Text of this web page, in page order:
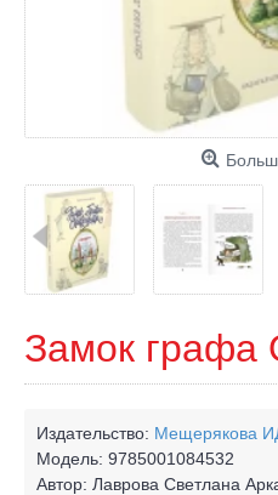
Замок
Издательство: Мещерякова
Модель: 9785001084532
Автор: Лаврова Светлана